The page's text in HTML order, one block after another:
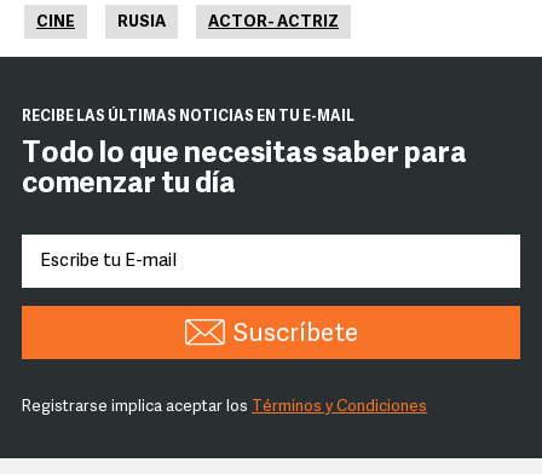
CINE RUSIA ACTOR- ACTRIZ
RECIBE LAS ÚLTIMAS NOTICIAS EN TU E-MAIL
Todo lo que necesitas saber para
comenzar tu día
Suscríbete
Registrarse implica aceptar los Términos y Condiciones